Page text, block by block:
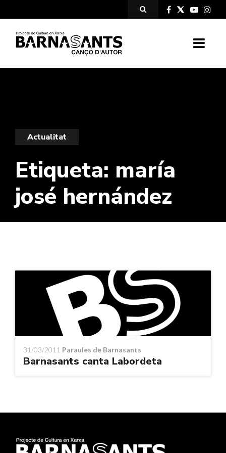
Actualitat
Etiqueta: maría
josé hernández
31/03/2011 Paraules de Barnasants
Barnasants canta Labordeta